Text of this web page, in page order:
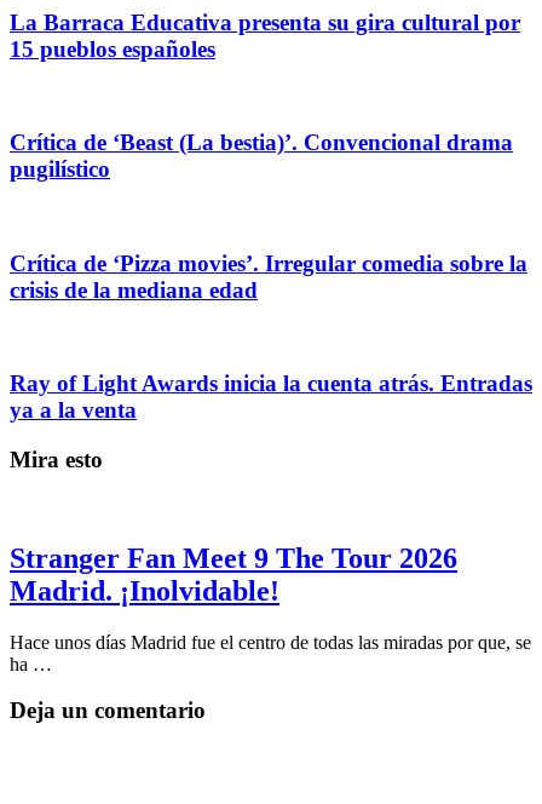
La Barraca Educativa presenta su gira cultural por
15 pueblos españoles
Crítica de ‘Beast (La bestia)’. Convencional drama
pugilístico
Crítica de ‘Pizza movies’. Irregular comedia sobre la
crisis de la mediana edad
Ray of Light Awards inicia la cuenta atrás. Entradas
ya a la venta
Mira esto
Stranger Fan Meet 9 The Tour 2026
Madrid. ¡Inolvidable!
Hace unos días Madrid fue el centro de todas las miradas por que, se
ha …
Deja un comentario